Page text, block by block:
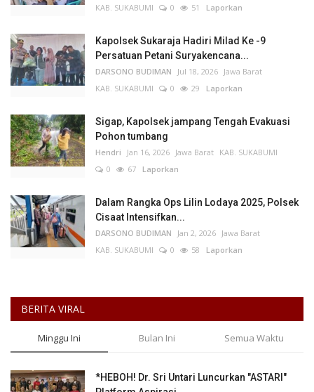
KAB. SUKABUMI
0 51 Laporkan
Kapolsek Sukaraja Hadiri Milad Ke -9
Persatuan Petani Suryakencana...
DARSONO BUDIMAN Jul 18, 2026 Jawa Barat
KAB. SUKABUMI
0 29 Laporkan
Sigap, Kapolsek jampang Tengah Evakuasi
Pohon tumbang
Hendri Jan 16, 2026 Jawa Barat KAB. SUKABUMI
0
67 Laporkan
Dalam Rangka Ops Lilin Lodaya 2025, Polsek
Cisaat Intensifkan...
DARSONO BUDIMAN Jan 2, 2026 Jawa Barat
KAB. SUKABUMI
0 58 Laporkan
BERITA VIRAL
Minggu Ini Bulan Ini Semua Waktu
*HEBOH! Dr. Sri Untari Luncurkan "ASTARI"